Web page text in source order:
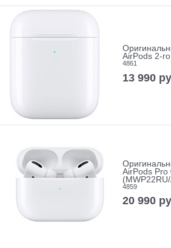
AirPods
4861
13 990
AirPods Pro
4859
20 990